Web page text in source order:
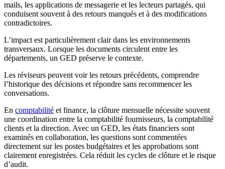
mails, les applications de messagerie et les lecteurs partagés, qui
conduisent souvent à des retours manqués et à des modifications
contradictoires.
L’impact est particulièrement clair dans les environnements
transversaux. Lorsque les documents circulent entre les
départements, un GED préserve le contexte.
Les réviseurs peuvent voir les retours précédents, comprendre
l’historique des décisions et répondre sans recommencer les
conversations.
En comptabilité et finance, la clôture mensuelle nécessite souvent
une coordination entre la comptabilité fournisseurs, la comptabilité
clients et la direction. Avec un GED, les états financiers sont
examinés en collaboration, les questions sont commentées
directement sur les postes budgétaires et les approbations sont
clairement enregistrées. Cela réduit les cycles de clôture et le risque
d’audit.